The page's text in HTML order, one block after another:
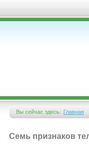
Вы сейчас здесь:
Вы здесь
Главная
Семь признаков